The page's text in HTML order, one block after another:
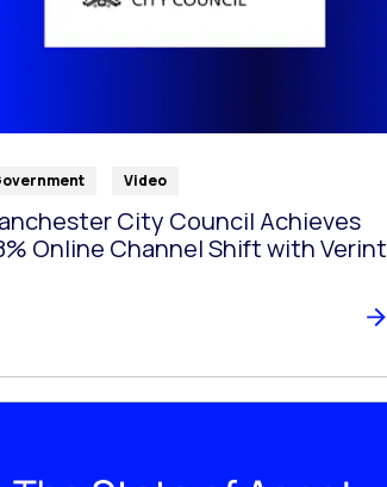
Video
City Council Achieves
Online Channel Shift with Verint